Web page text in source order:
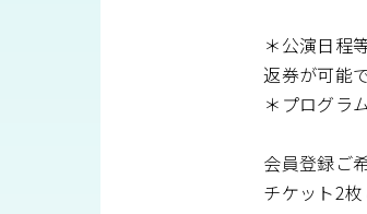
＊公演日程
返券が可能
＊プログラ
会員登録ご
チケット2枚